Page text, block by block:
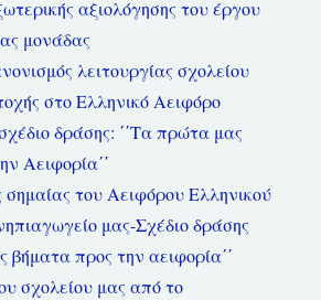
αξιολόγησης του έργου
μονάδας
λειτουργίας σχολείου
στο Ελληνικό Αειφόρο
δράσης: ΄΄Τα πρώτα μας
Αειφορία΄΄
του Αειφόρου Ελληνικού
μας-Σχέδιο δράσης
βήματα προς την αειφορία΄΄
σχολείου μας από το